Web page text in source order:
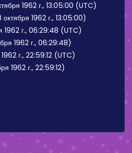
1962 г., 13:05:00 (UTC)
1962 г., 13:05:00)
1962 г., 06:29:48 (UTC)
1962 г., 06:29:48)
г., 22:59:12 (UTC)
1962 г., 22:59:12)